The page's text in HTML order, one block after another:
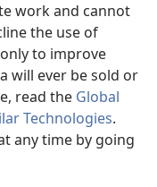
work and cannot
the use of
to improve
will ever be sold or
read the Global
Technologies.
any time by going
Society of Pennsylvania.